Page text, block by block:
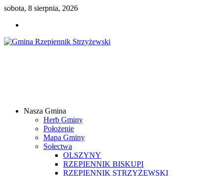
sobota, 8 sierpnia, 2026
Samorządowy
Internetowy
Nasza Gmina
Herb Gminy
Położenie
Mapa Gminy
Sołectwa
OLSZYNY
RZEPIENNIK BISKUPI
RZEPIENNIK STRZYŻEWSKI